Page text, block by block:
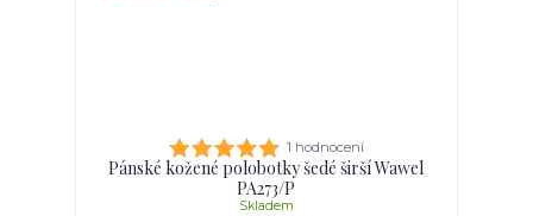
1 hodnocení
Pánské kožené polobotky šedé širší Wawel
PA273/P
Skladem